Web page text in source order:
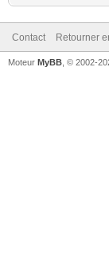
Contact Retourner
Moteur MyBB , © 2002-